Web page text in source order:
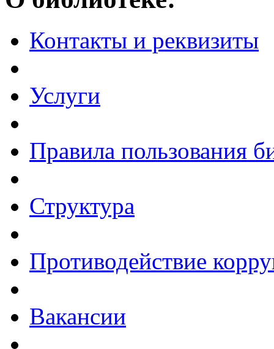
Контакты и реквизиты
Услуги
Правила пользования
Структура
Противодействие
Вакансии